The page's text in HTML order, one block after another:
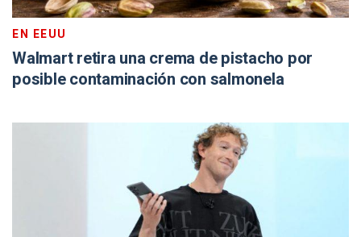
EN EEUU
Walmart retira una crema de pistacho por
posible contaminación con salmonela